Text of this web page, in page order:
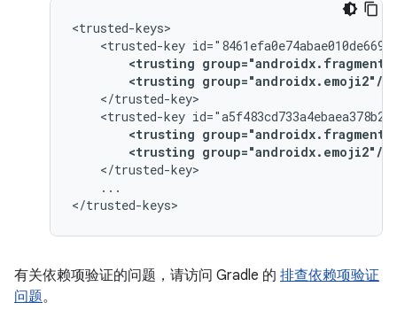
<trusted-key
<trusting
<trusting group="androidx.emoji2"/>
<trusted-key
<trusting
<trusting group="androidx.emoji2"/>
...
有关依赖项验证的问题，请访问 Gradle 的 排查依赖项验证
问题。